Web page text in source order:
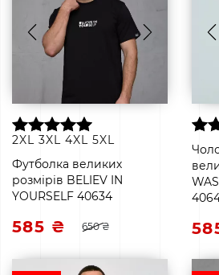
2XL 3XL 4XL 5XL
Футболка великих
розмірів BELIEV IN
YOURSELF 40634
585 ₴ 650 ₴